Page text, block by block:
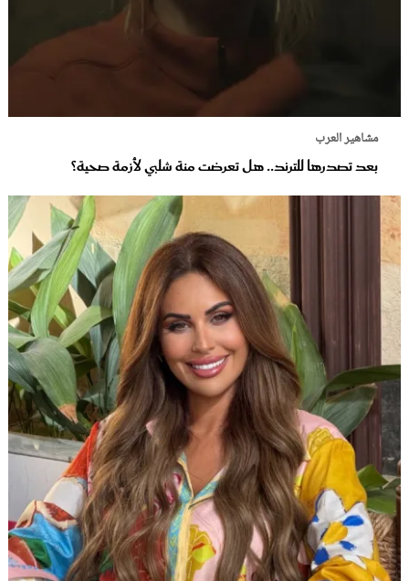
مشاهير العرب
بعد تصدرها للترند.. هل تعرضت منة شلبي لأزمة صحية؟